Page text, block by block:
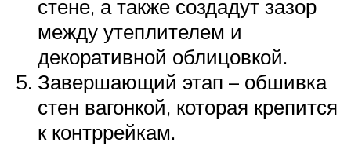
стене, а также создадут зазор
между утеплителем и
декоративной облицовкой.
Завершающий этап – обшивка
стен вагонкой, которая крепится
к контррейкам.